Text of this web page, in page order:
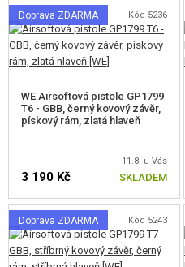
BRÝLE, MASKY
VÝSTROJ, UNIFORMY,
MASKOVÁNÍ, BARVY, PÁSKY
DOPLŇKY KE ZBRANÍM,
NÁHRADNÍ DÍLY, UPGRADE
SERVIS A ÚDRŽBA ZBRANÍ
Doprava ZDARMA Kód 5236
WE Airsoftová pistole GP1799
T6 - GBB, černý kovový závěr,
pískový rám, zlatá hlaveň
11.8. u Vás
3 190 Kč SKLADEM
Doprava ZDARMA Kód 5243